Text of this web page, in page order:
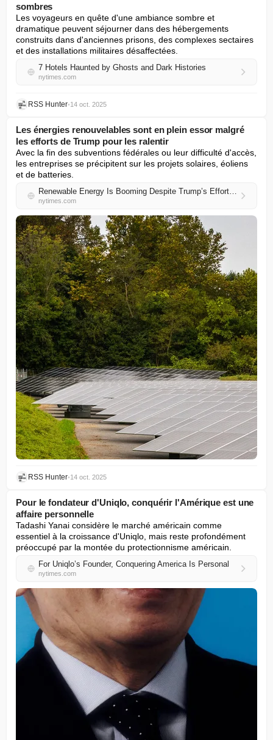
sombres
Les voyageurs en quête d'une ambiance sombre et
dramatique peuvent séjourner dans des hébergements
construits dans d'anciennes prisons, des complexes sectaires
et des installations militaires désaffectées.
7 Hotels Haunted by Ghosts and Dark Histories
nytimes.com
RSS Hunter•14 oct. 2025
Les énergies renouvelables sont en plein essor malgré
les efforts de Trump pour les ralentir
Avec la fin des subventions fédérales ou leur difficulté d'accès,
les entreprises se précipitent sur les projets solaires, éoliens
et de batteries.
Renewable Energy Is Booming Despite Trump’s Efforts to Slow It
nytimes.com
RSS Hunter•14 oct. 2025
Pour le fondateur d'Uniqlo, conquérir l'Amérique est une
affaire personnelle
Tadashi Yanai considère le marché américain comme
essentiel à la croissance d'Uniqlo, mais reste profondément
préoccupé par la montée du protectionnisme américain.
For Uniqlo’s Founder, Conquering America Is Personal
nytimes.com